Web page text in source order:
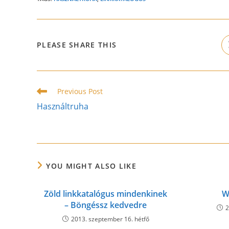
PLEASE SHARE THIS
Read
articles
Previous Post
Használtruha
YOU MIGHT ALSO LIKE
Zöld linkkatalógus mindenkinek
– Böngéssz kedvedre
2013. szeptember 16. hétfő